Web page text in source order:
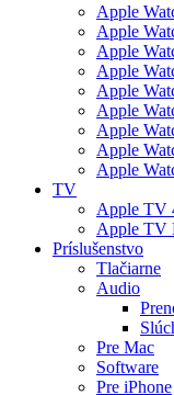
Apple
Apple
Apple
Apple
Apple
Apple
Apple
Apple
Apple
TV
Apple TV
Apple TV
Príslušenstvo
Tlačiarne
Audio
Pre Mac
Software
Pre iPhone